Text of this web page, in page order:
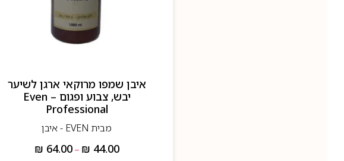
איבן שמפו מרוקאי ארגן לשיער
יבש, צבוע ופגום – Even
Professional
מבית EVEN - איבן
₪ 44.00
–
₪ 64.00